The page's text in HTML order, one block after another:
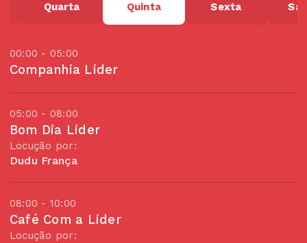
Quarta Quinta Sexta
00:00 - 05:00
Companhia Líder
05:00 - 08:00
Bom Dia Líder
Locução por:
Dudu França
08:00 - 10:00
Café Com a Líder
Locução por: